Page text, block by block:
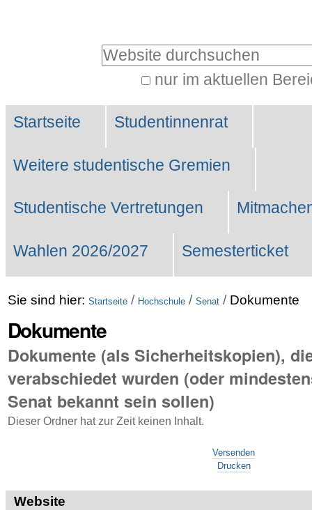
Website durchsuchen
nur im aktuellen
Suche…
Sektionen
Startseite Studentinnenrat
Weitere studentische Gremien
Studentische Vertretungen
Wahlen 2026/2027 Semesterticket
Sie sind hier: Startseite / Hochschule / Senat / Dokumente
Dokumente
Dokumente (als Sicherheitskopien),
verabschiedet wurden (oder
Senat bekannt sein sollen)
Dieser Ordner hat zur Zeit keinen Inhalt.
Versenden
Drucken
Website